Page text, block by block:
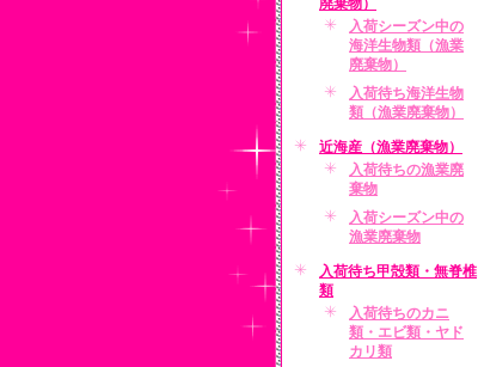
廃棄物）
入荷シーズン中の
海洋生物類（漁業
廃棄物）
入荷待ち海洋生物
類（漁業廃棄物）
近海産（漁業廃棄物）
入荷待ちの漁業廃
棄物
入荷シーズン中の
漁業廃棄物
入荷待ち甲殻類・無脊椎
類
入荷待ちのカニ
類・エビ類・ヤド
カリ類